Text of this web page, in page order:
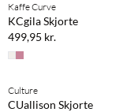
NYHED
Kaffe Curve
KCgila Skjorte
499,95 kr.
NYHED
Culture
CUallison Skjorte